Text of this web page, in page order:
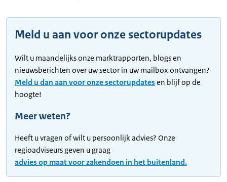
Meld u aan voor onze sectorupdates
Wilt u maandelijks onze marktrapporten, blogs en
nieuwsberichten over uw sector in uw mailbox ontvangen?
Meld u dan aan voor onze sectorupdatesen blijf op de
hoogte!
Meer weten?
Heeft u vragen of wilt u persoonlijk advies? Onze
regioadviseurs geven u graag
advies op maat voor zakendoen in het buitenland.